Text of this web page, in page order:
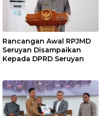
Rancangan Awal RPJMD
Seruyan Disampaikan
Kepada DPRD Seruyan